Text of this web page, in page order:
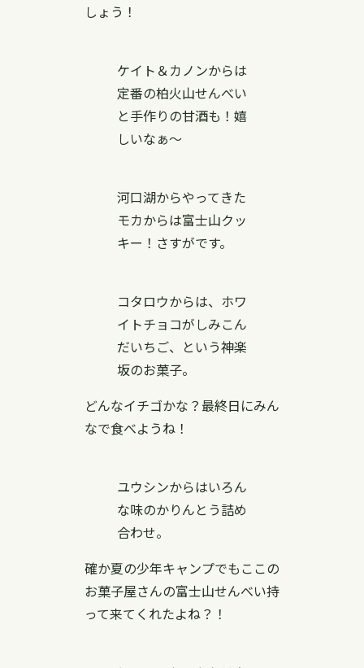
しょう！
ケイト＆カノンからは
定番の柏火山せんべい
と手作りの甘酒も！嬉
しいなぁ〜
河口湖からやってきた
モカからは富士山クッ
キー！さすがです。
コタロウからは、ホワ
イトチョコがしみこん
だいちご、という神楽
坂のお菓子。
どんなイチゴかな？最終日にみん
なで食べようね！
ユウシンからはいろん
な味のかりんとう詰め
合わせ。
確か夏の少年キャンプでもここの
お菓子屋さんの富士山せんべい持
って来てくれたよね？！